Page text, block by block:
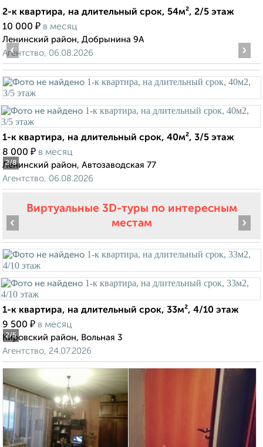
2-к квартира, на длительный срок, 54м², 2/5 этаж
10 000 ₽ в месяц
Ленинский район, Добрынина 9А
Агентство, 06.08.2026
2/8
‹ ›
1-к квартира, на длительный срок, 40м², 3/5 этаж
8 000 ₽ в месяц
Ленинский район, Автозаводская 77
Агентство, 06.08.2026
Виртуальные 3D-туры по интересным
местам
2/5
‹ ›
1-к квартира, на длительный срок, 33м², 4/10 этаж
9 500 ₽ в месяц
Кировский район, Вольная 3
Агентство, 24.07.2026